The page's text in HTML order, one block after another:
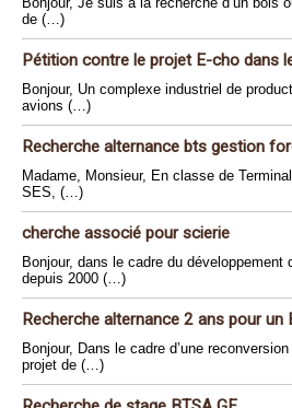
de (…)
Pétition contre le projet E-cho dans
Bonjour, Un complexe industriel de
avions (…)
Recherche alternance bts gestion
Madame, Monsieur, En classe de
SES, (…)
cherche associé pour scierie
Bonjour, dans le cadre du
depuis 2000 (…)
Recherche alternance 2 ans pour un
Bonjour, Dans le cadre d’une
projet de (…)